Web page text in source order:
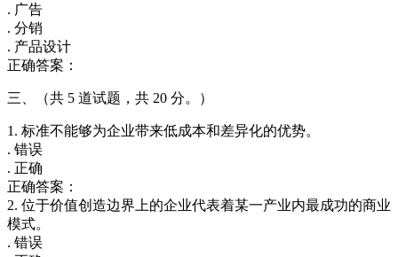
. 广告
. 分销
. 产品设计
正确答案：
三、（共 5 道试题，共 20 分。）
1. 标准不能够为企业带来低成本和差异化的优势。
. 错误
. 正确
正确答案：
2. 位于价值创造边界上的企业代表着某一产业内最成功的商业
模式。
. 错误